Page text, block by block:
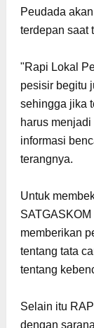
Peudada
terdepan saat
"Rapi Lokal
pesisir begitu
sehingga jika
harus
informasi
terangnya.
Untuk
memberikan
tentang tata
tentang
Selain itu
dengan